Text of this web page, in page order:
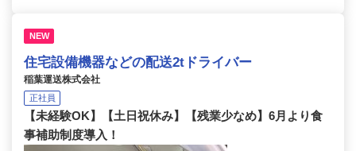
NEW
住宅設備機器などの配送2tドライバー
稲葉運送株式会社
正社員
【未経験OK】【土日祝休み】【残業少なめ】6月より食
事補助制度導入！